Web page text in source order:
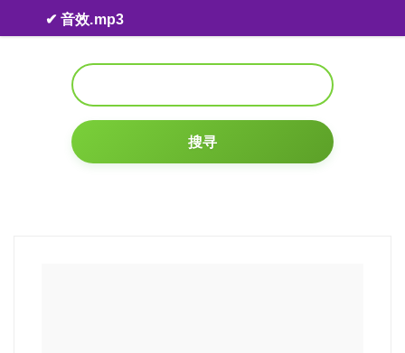
Skip to content
✔ 音效.mp3
搜寻